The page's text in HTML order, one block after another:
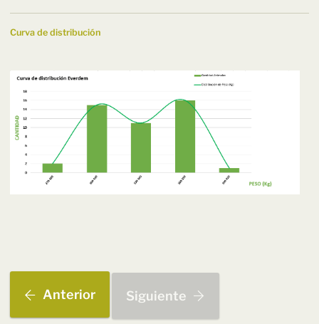
Curva de distribución
Anterior Siguiente